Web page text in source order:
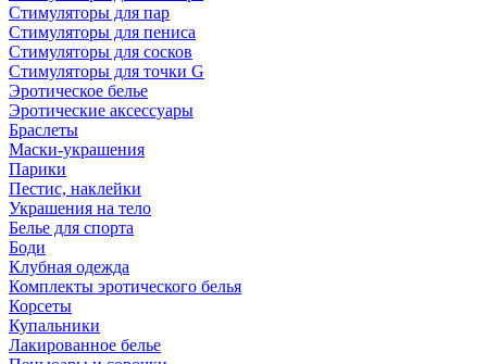
Стимуляторы для пар
Стимуляторы для пениса
Стимуляторы для сосков
Стимуляторы для точки G
Эротическое белье
Эротические аксессуары
Браслеты
Маски-украшения
Парики
Пестис, наклейки
Украшения на тело
Белье для спорта
Боди
Клубная одежда
Комплекты эротического белья
Корсеты
Купальники
Лакированное белье